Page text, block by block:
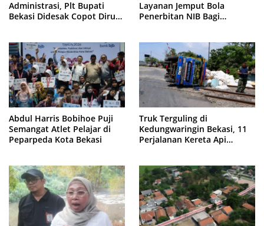
Administrasi, Plt Bupati
Bekasi Didesak Copot Dirum
Layanan Jemput Bola
Penerbitan NIB Bagi
Abdul Harris Bobihoe Puji
Semangat Atlet Pelajar di
Peparpeda Kota Bekasi
Truk Terguling di
Kedungwaringin Bekasi, 11
Perjalanan Kereta Api